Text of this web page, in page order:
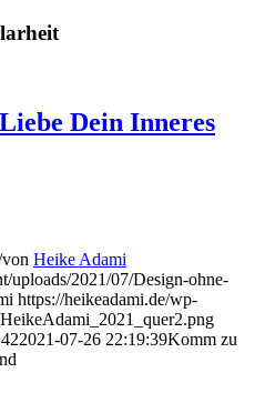
Dein Inneres
von Heike Adami
uploads/2021/07/Design-ohne-
https://heikeadami.de/wp-
2021-07-26 22:19:39Komm zu